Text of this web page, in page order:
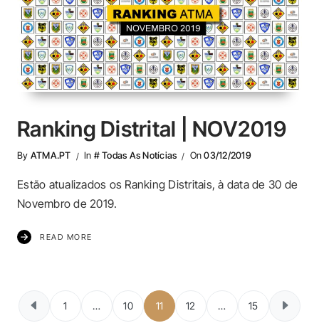
Ranking Distrital | NOV2019
By ATMA.PT In # Todas As Notícias On03/12/2019
Estão atualizados os Ranking Distritais, à data de 30 de
Novembro de 2019.
READ MORE
Paginação dos
1 … 10 11 12 … 15